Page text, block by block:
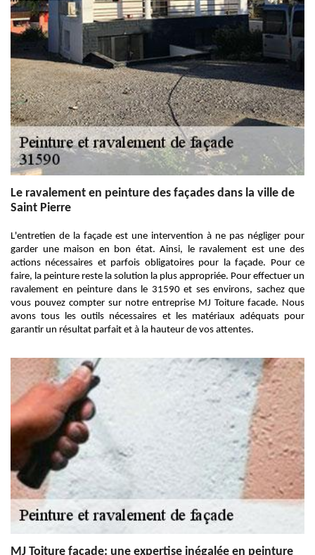
Le ravalement en peinture des façades dans la ville de
Saint Pierre
L'entretien de la façade est une intervention à ne pas négliger pour
garder une maison en bon état. Ainsi, le ravalement est une des
actions nécessaires et parfois obligatoires pour la façade. Pour ce
faire, la peinture reste la solution la plus appropriée. Pour effectuer un
ravalement en peinture dans le 31590 et ses environs, sachez que
vous pouvez compter sur notre entreprise MJ Toiture facade. Nous
avons tous les outils nécessaires et les matériaux adéquats pour
garantir un résultat parfait et à la hauteur de vos attentes.
MJ Toiture facade: une expertise inégalée en peinture